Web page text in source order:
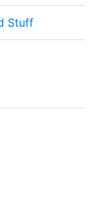
Stuff